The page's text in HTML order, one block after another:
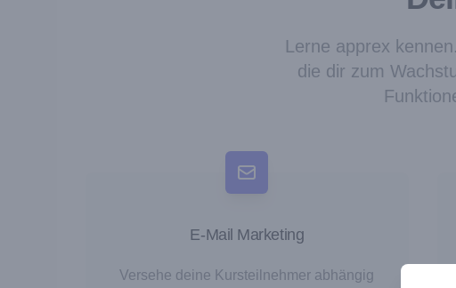
Lerne apprex
die dir zum
E-Mail Marketing
Versehe deine Kursteilnehmer abhängig